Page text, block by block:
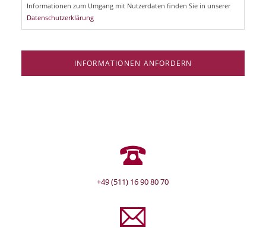
Informationen zum Umgang mit Nutzerdaten finden Sie in unserer
Datenschutzerklärung
INFORMATIONEN ANFORDERN
+49 (511) 16 90 80 70